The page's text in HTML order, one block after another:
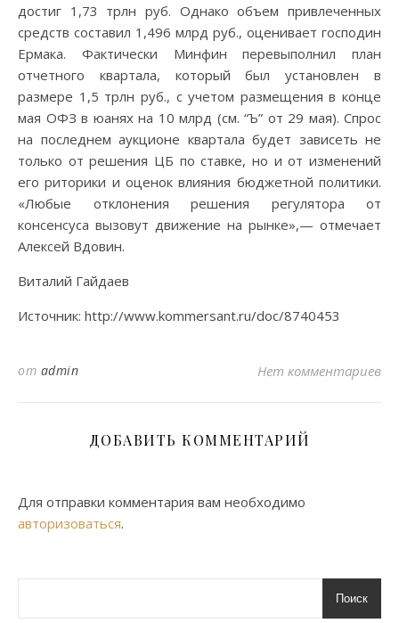
достиг 1,73 трлн руб. Однако объем привлеченных
средств составил 1,496 млрд руб., оценивает господин
Ермака. Фактически Минфин перевыполнил план
отчетного квартала, который был установлен в
размере 1,5 трлн руб., с учетом размещения в конце
мая ОФЗ в юанях на 10 млрд (см. “Ъ” от 29 мая). Спрос
на последнем аукционе квартала будет зависеть не
только от решения ЦБ по ставке, но и от изменений
его риторики и оценок влияния бюджетной политики.
«Любые отклонения решения регулятора от
консенсуса вызовут движение на рынке»,— отмечает
Алексей Вдовин.
Виталий Гайдаев
Источник: http://www.kommersant.ru/doc/8740453
от admin Нет комментариев
ДОБАВИТЬ КОММЕНТАРИЙ
Для отправки комментария вам необходимо
авторизоваться.
Поиск